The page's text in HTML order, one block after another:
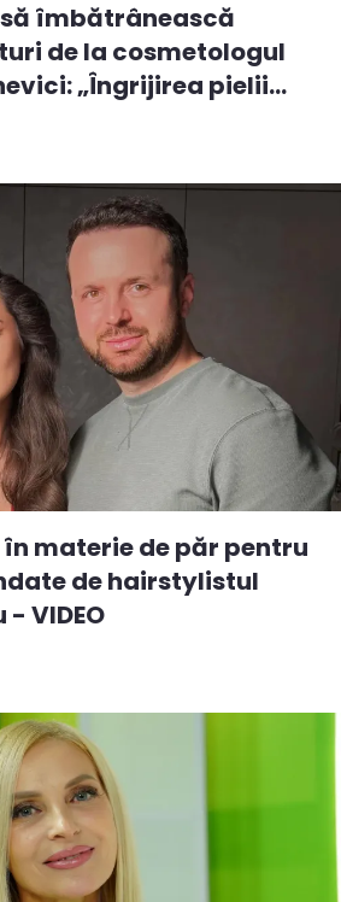
îmbătrânească
de la cosmetologul
„Îngrijirea pielii
materie de păr pentru
de hairstylistul
VIDEO